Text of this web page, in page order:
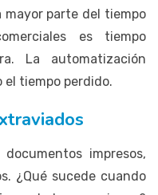
mayor parte del tiempo
es tiempo
La automatización
tiempo perdido.
impresos,
¿Qué sucede cuando